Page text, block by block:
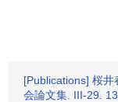
[Publications] 桜
会論文集. III-29.